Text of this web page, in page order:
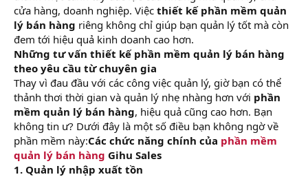
cửa hàng, doanh nghiệp. Việc thiết kế phần mềm quản
lý bán hàng riêng không chỉ giúp bạn quản lý tốt mà còn
đem tới hiệu quả kinh doanh cao hơn.
Những tư vấn thiết kế phần mềm quản lý bán hàng
theo yêu cầu từ chuyên gia
Thay vì đau đầu với các công việc quản lý, giờ bạn có thể
thảnh thơi thời gian và quản lý nhẹ nhàng hơn với phần
mềm quản lý bán hàng, hiệu quả cũng cao hơn. Bạn
không tin ư? Dưới đây là một số điều bạn không ngờ về
phần mềm này:Các chức năng chính của phần mềm
quản lý bán hàng Gihu Sales
1. Quản lý nhập xuất tồn